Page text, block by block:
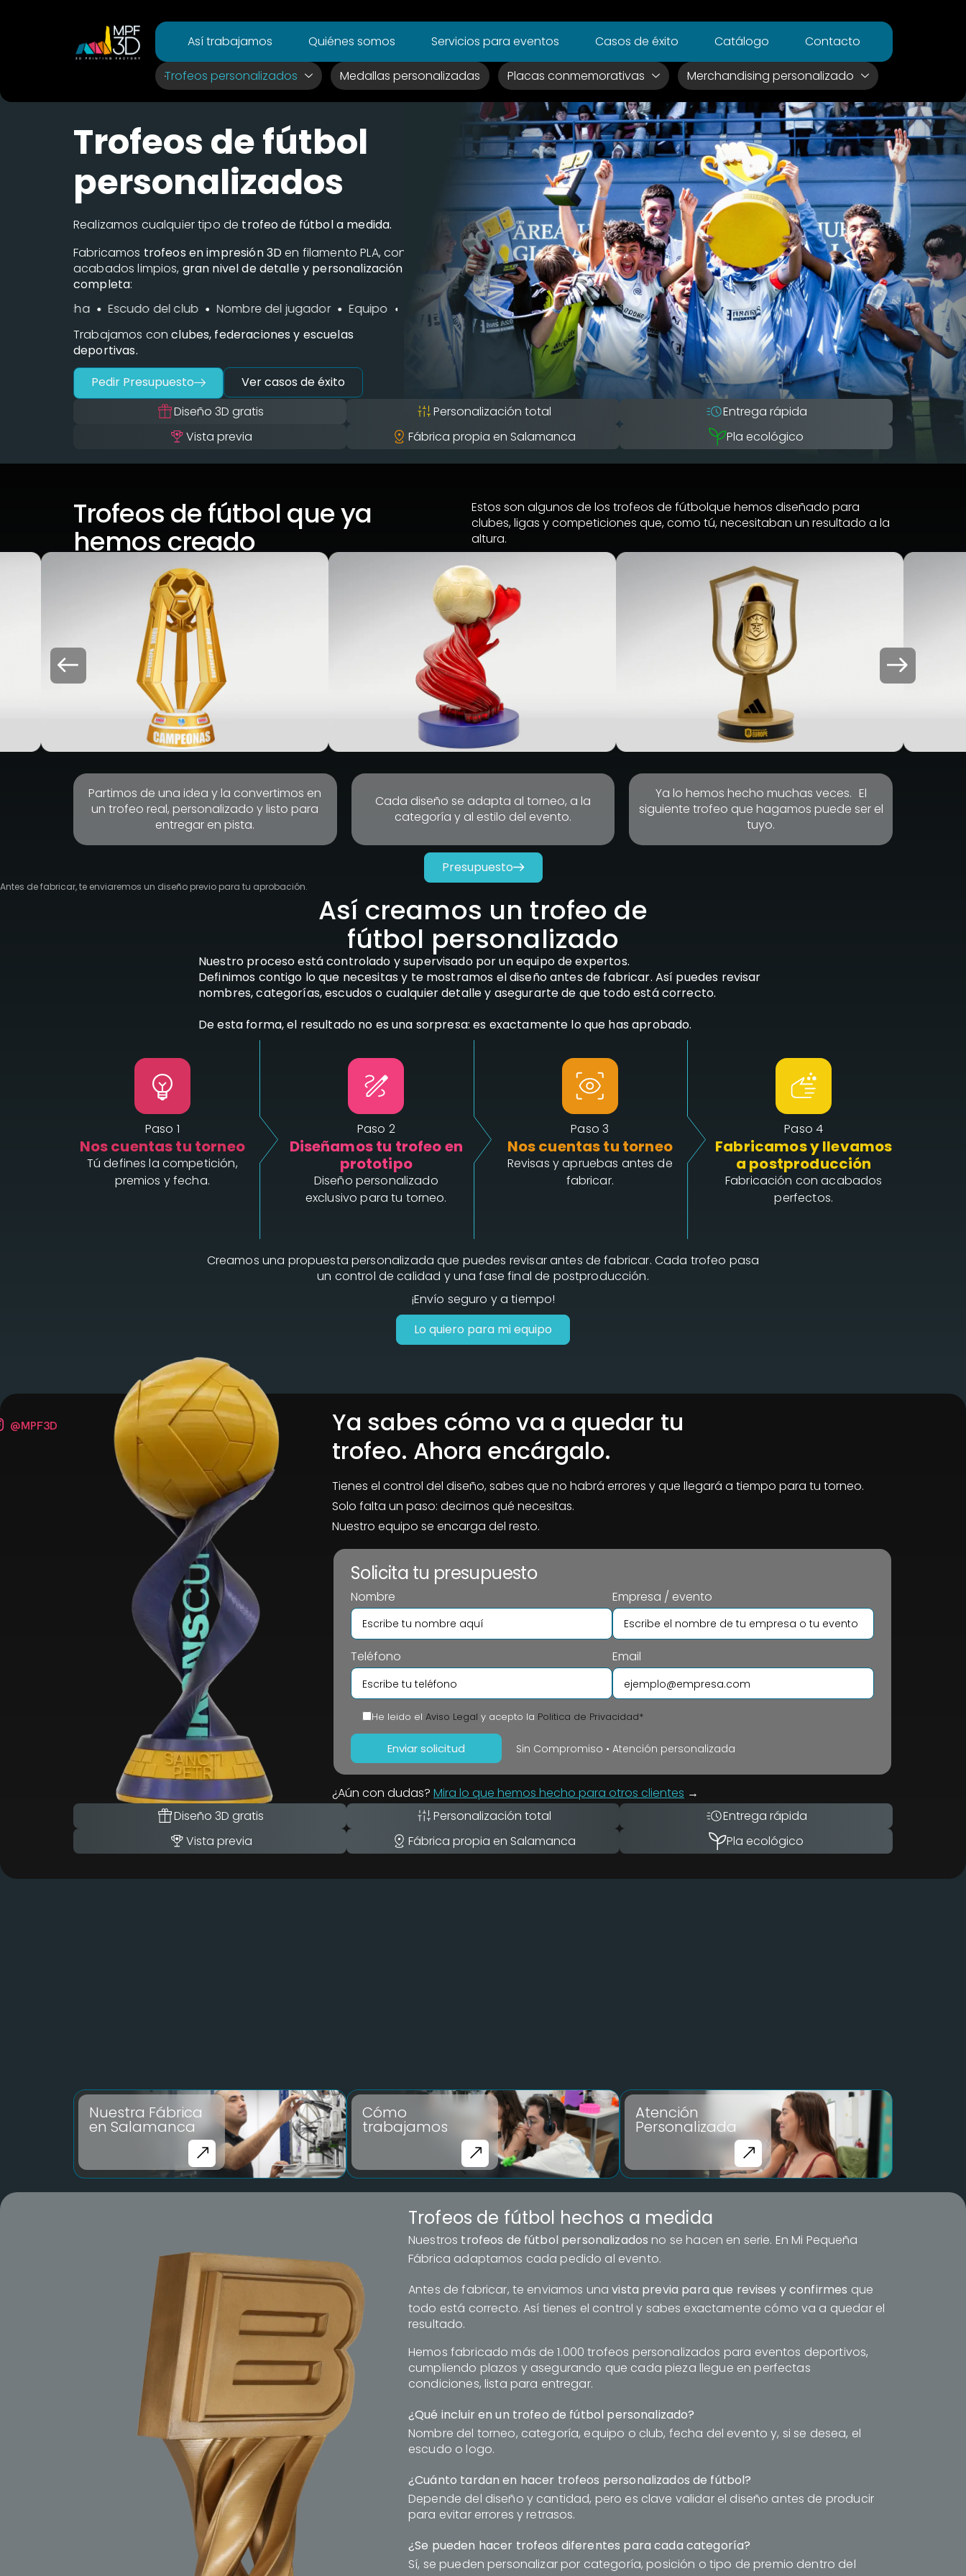
Así trabajamos Quiénes somos Servicios para eventos Casos de éxito Catálogo Contacto
Trofeos personalizados Medallas personalizadas Placas conmemorativas Merchandising personalizado
Trofeos de fútbol
personalizados
Realizamos cualquier tipo de trofeo de fútbol a medida.
Fabricamos trofeos en impresión 3Den filamento PLA, con
acabados limpios, gran nivel de detalle y personalización
completa:
Escudo del club Nombre del jugador Equipo Categoría Fecha
Escudo del club
Trabajamos conclubes, federaciones y escuelas
deportivas.
Pedir Presupuesto
Ver casos de éxito
Fabrica 3D Salamanca - Medallas 3D -
Diseño 3D gratis Personalización total
Entrega rápida
Vista previa
Fábrica propia en Salamanca Pla ecológico
Trofeos de fútbol que ya
hemos creado
Estos son algunos de los trofeos de fútbolque hemos diseñado para
clubes, ligas y competiciones que, como tú, necesitaban un resultado a la
altura.
Partimos de una idea y la convertimos en
un trofeo real, personalizado y listo para
entregar en pista.
Cada diseño se adapta al torneo, a la
categoría y al estilo del evento.
Ya lo hemos hecho muchas veces. El
siguiente trofeo que hagamos puede ser el
tuyo.
Presupuesto
Antes de fabricar, te enviaremos un diseño previo para tu aprobación.
Así creamos un trofeo de
fútbol personalizado
Nuestro proceso está controlado y supervisado por unequipo de expertos.
Definimos contigo lo que necesitas y te mostramos el diseño antes de fabricar. Así puedes revisar
nombres, categorías, escudos o cualquier detalle y asegurarte de que todo está correcto.
De esta forma, el resultado no es una sorpresa: es exactamente lo que has aprobado.
Paso 1
Nos cuentas tu torneo
Tú defines la competición,
premios y fecha.
Paso 2
Diseñamos tu trofeo en
prototipo
Diseño personalizado
exclusivo para tu torneo.
Paso 3
Nos cuentas tu torneo
Revisas y apruebas antes de
fabricar.
Paso 4
Fabricamos y llevamos
a postproducción
Fabricación con acabados
perfectos.
Creamos una propuesta personalizada que puedes revisar antes de fabricar. Cada trofeo pasa
un control de calidad y una fase final de postproducción.
¡Envío seguro y a tiempo!
Lo quiero para mi equipo
Ya sabes cómo va a quedar tu
trofeo. Ahora encárgalo.
Tienes el control del diseño, sabes que no habrá errores y que llegará a tiempo para tu torneo.
Solo falta un paso: decirnos qué necesitas.
Nuestro equipo se encarga del resto.
Solicita tu presupuesto
Nombre Empresa / evento
Teléfono Email
He leido el Aviso Legal y acepto la Politica de Privacidad*
Sin Compromiso • Atención personalizada
¿Aún con dudas? Mira lo que hemos hecho para otros clientes →
Diseño 3D gratis
Personalización total
Entrega rápida
Vista previa
Fábrica propia en Salamanca Pla ecológico
Nuestra Fábrica
en Salamanca
Cómo
trabajamos
Atención
Personalizada
Trofeos de fútbol hechos a medida
Nuestros trofeos de fútbol personalizados no se hacen en serie. En Mi Pequeña
Fábrica adaptamos cada pedido al evento.
Antes de fabricar, te enviamos unavista previa para que revises y confirmes que
todo está correcto. Así tienes el control y sabes exactamente cómo va a quedar el
resultado.
Hemos fabricado más de 1.000 trofeos personalizados para eventos deportivos,
cumpliendo plazos y asegurando que cada pieza llegue en perfectas
condiciones, lista para entregar.
¿Qué incluir en un trofeo de fútbol personalizado?
Nombre del torneo, categoría, equipo o club, fecha del evento y, si se desea, el
escudo o logo.
¿Cuánto tardan en hacer trofeos personalizados de fútbol?
Depende del diseño y cantidad, pero es clave validar el diseño antes de producir
para evitar errores y retrasos.
¿Se pueden hacer trofeos diferentes para cada categoría?
Sí, se pueden personalizar por categoría, posición o tipo de premio dentro del
@MPF3D